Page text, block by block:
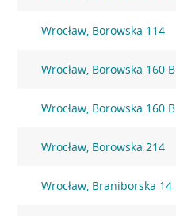
Wrocław, Borowska 114
Wrocław, Borowska 160 B
Wrocław, Borowska 160 B
Wrocław, Borowska 214
Wrocław, Braniborska 14